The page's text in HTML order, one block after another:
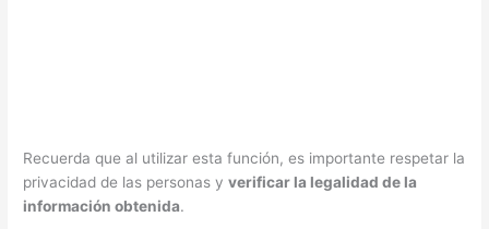
Recuerda que al utilizar esta función, es importante respetar la
privacidad de las personas yverificar la legalidad de la
información obtenida.